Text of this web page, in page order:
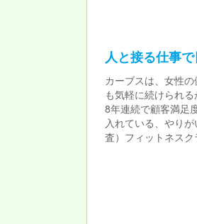
人と接る仕事
カーブスは、女性
も気軽に続けられ
8年連続で顧客満足
入れている、やり
査）フィットネスク
やっぱり運動が好